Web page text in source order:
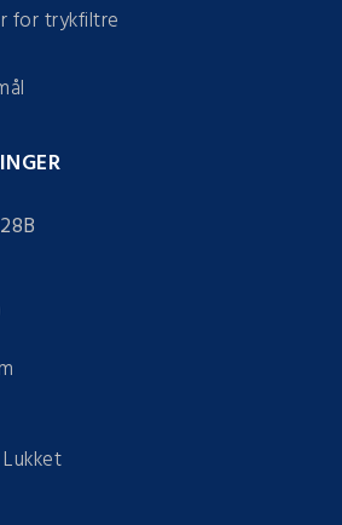
for trykfiltre